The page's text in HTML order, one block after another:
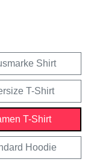
Shirt
T-Shirt
T-Shirt
Hoodie